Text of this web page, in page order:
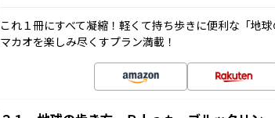
これ１冊にすべて凝縮！軽くて持ち歩きに便利な「地
マカオを楽しみ尽くすプラン満載！